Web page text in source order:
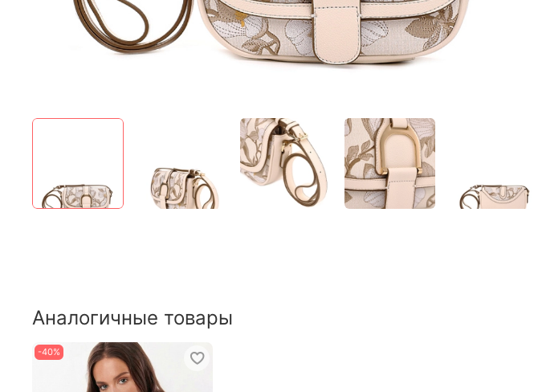
Аналогичные товары
-40%